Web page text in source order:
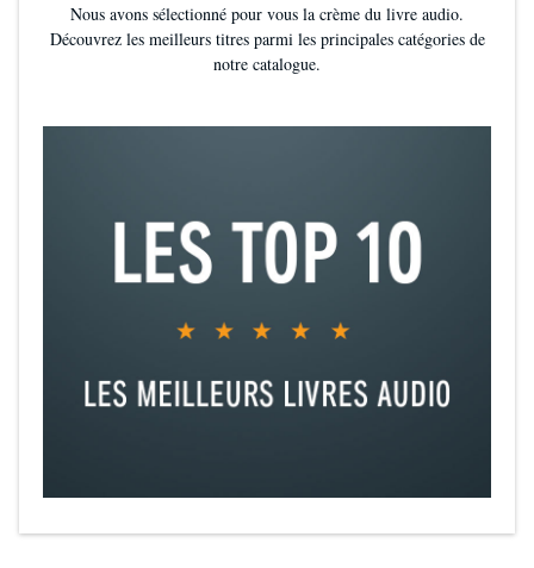
Nous avons sélectionné pour vous la crème du livre audio.
Découvrez les meilleurs titres parmi les principales catégories de
notre catalogue.